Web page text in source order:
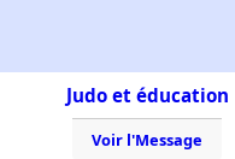
Judo et éducation
Voir l'Message